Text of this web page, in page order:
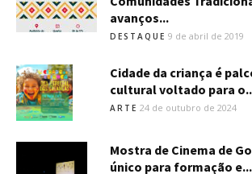
avanços...
DESTAQUE 9 de abril de 2019
Cidade da criança é
cultural voltado para
ARTE 24 de outubro de 2024
Mostra de Cinema de
único para formação e...